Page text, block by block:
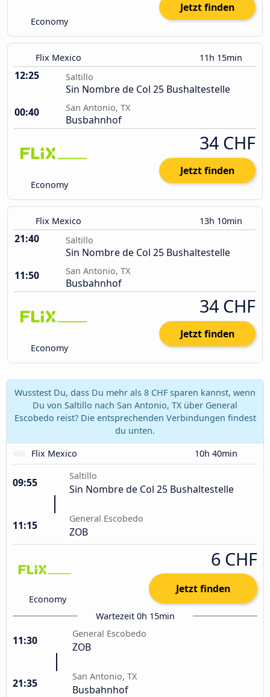
Economy
Jetzt finden
Flix Mexico 11h 15min
12:25 Saltillo
Sin Nombre de Col 25 Bushaltestelle
00:40
San Antonio, TX
Busbahnhof
Economy
34 CHF
Jetzt finden
Flix Mexico 13h 10min
21:40 Saltillo
Sin Nombre de Col 25 Bushaltestelle
11:50
San Antonio, TX
Busbahnhof
Economy
34 CHF
Jetzt finden
Wusstest Du, dass Du mehr als 8 CHF sparen kannst, wenn
Du von Saltillo nach San Antonio, TX über General
Escobedo reist? Die entsprechenden Verbindungen findest
du unten.
Flix Mexico
10h 40min
09:55
Saltillo
Sin Nombre de Col 25 Bushaltestelle
11:15
General Escobedo
ZOB
Economy
6 CHF
Jetzt finden
Wartezeit 0h 15min
11:30
General Escobedo
ZOB
21:35
San Antonio, TX
Busbahnhof